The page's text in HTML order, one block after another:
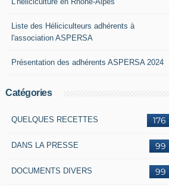
Liste des Héliciculteurs adhérents à
l'association ASPERSA
Présentation des adhérents ASPERSA 2024
Catégories
176
QUELQUES RECETTES
99
DANS LA PRESSE
99
DOCUMENTS DIVERS